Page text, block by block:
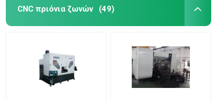
CNC πριόνια ζωνών (49)